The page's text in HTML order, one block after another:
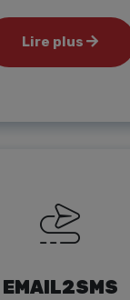
Lire plus
EMAIL2SMS